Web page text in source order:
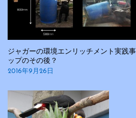
ジャガーの環境エンリッチメント実践
ップのその後？
2016年9月26日